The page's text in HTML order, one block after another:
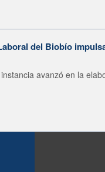
del Biobío
avanzó en la